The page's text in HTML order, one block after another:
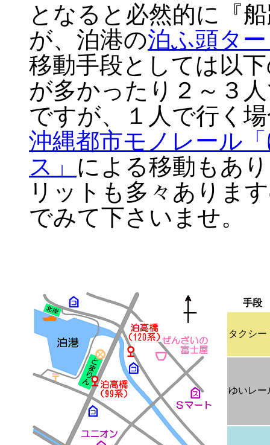
となると必然的に『
が、泊港の泊ふ頭タ
移動手段としては以
が多かったり２～３
ですが、１人で行く
沖縄都市モノレール
ス」 による移動もあ
リットも多々ありま
でみて下さいませ。
手段
タクシー
ゆいレー